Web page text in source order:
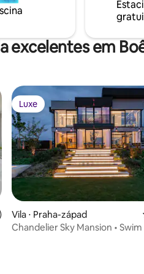
O estacionamento é gratuito
hóspedes e a casa fica a
excelentes em
avaliação média de 5, 34
Luxe
Luxe
Vila ⋅ Praha-západ
Chandelier Sky Mansion • Swim